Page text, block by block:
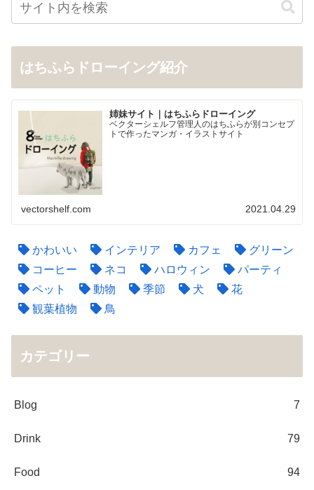
はちふらドローイング紹介
姉妹サイト｜はちふらドローイング
ベクターシェルフ管理人のはちふらが別コンセプ
トで作ったマンガ・イラストサイト
vectorshelf.com 2021.04.29
かわいい インテリア カフェ
グリーン
コーヒー
ネコ ハロウィン
パーティ
ペット
動物 季節 犬
花
観葉植物
鳥
カテゴリー
Blog 7
Drink 79
Food 94